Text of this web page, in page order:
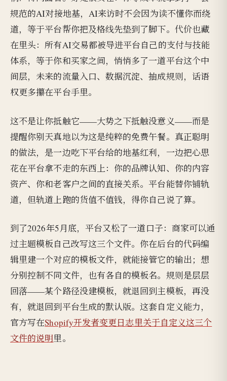
规范的AI对接地基，AI来访时不会因为读不懂你而绕
道，等于平台帮你把及格线先垫到了脚下。代价也藏
在里头：所有AI交易都被导进平台自己的支付与技能
体系，等于你和买家之间，悄悄多了一道平台这个中
间层，未来的流量入口、数据沉淀、抽成规则，话语
权更多攥在平台手里。
这不是让你抵触它——大势之下抵触没意义——而是
提醒你别天真地以为这是纯粹的免费午餐。真正聪明
的做法，是一边吃下平台给的地基红利，一边把心思
花在平台拿不走的东西上：你的品牌认知、你的内容
资产、你和老客户之间的直接关系。平台能替你铺轨
道，但轨道上跑的货值不值钱，得你自己说了算。
到了2026年5月底，平台又松了一道口子：商家可以通
过主题模板自己改写这三个文件。你在后台的代码编
辑里建一个对应的模板文件，就能接管它的输出；想
分别控制不同文件，也有各自的模板名。规则是层层
回落——某个路径没建模板，就退回到主模板，再没
有，就退回到平台生成的默认版。这套自定义能力，
官方写在Shopify开发者变更日志里关于自定义这三个
文件的说明里。